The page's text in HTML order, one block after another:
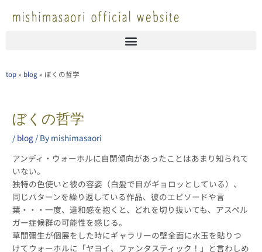
ッtop » blog » ぼくの哲学
ぼくの哲学
/ blog / By mishimasaori
アンディ・ウォーホルに自閉傾向があったことはあまり知られて
いない。
独特の色使いと彼の容姿（白髪で目がギョロッとしている）、
同じパターンを繰り返している作品、彼のエピソードや言
葉・・・一度、違和感を抱くと、どれを切り抜いても、アスペル
ガー症候群の可能性を感じる。
草間彌生が個展をした時にギャラリーの壁全面に水玉を貼りつ
けてウォーホルに「ヤヨイ、ファンタスティック！」と言わしめ